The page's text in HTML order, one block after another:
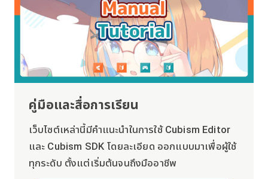
คู่มือและสื่อการเรียน
เว็บไซต์เหล่านี้มีคำแนะนำในการใช้ Cubism Editor
และ Cubism SDK โดยละเอียด ออกแบบมาเพื่อผู้ใช้
ทุกระดับ ตั้งแต่เริ่มต้นจนถึงมืออาชีพ